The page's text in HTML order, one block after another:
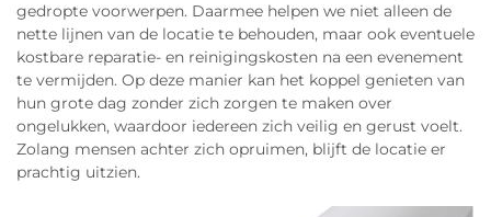
gedropte voorwerpen. Daarmee helpen we niet alleen de
nette lijnen van de locatie te behouden, maar ook eventuele
kostbare reparatie- en reinigingskosten na een evenement
te vermijden. Op deze manier kan het koppel genieten van
hun grote dag zonder zich zorgen te maken over
ongelukken, waardoor iedereen zich veilig en gerust voelt.
Zolang mensen achter zich opruimen, blijft de locatie er
prachtig uitzien.